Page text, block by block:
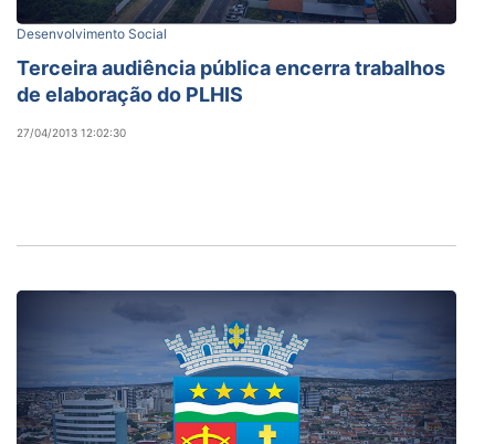
Desenvolvimento Social
Terceira audiência pública encerra trabalhos
de elaboração do PLHIS
27/04/2013 12:02:30